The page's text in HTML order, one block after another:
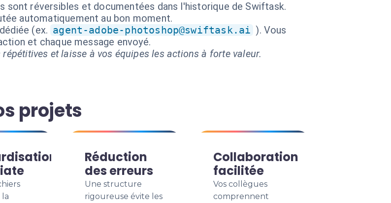
sont réversibles et documentées dans l'historique de Swiftask.
automatiquement au bon moment.
(ex. agent-adobe-photoshop@swiftask.ai ). Vous
et chaque message envoyé.
et laisse à vos équipes les actions à forte valeur.
projets
Réduction
des erreurs
Une structure
rigoureuse évite les
Collaboration
facilitée
Vos collègues
comprennent